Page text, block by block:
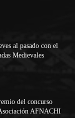
al pasado con el
Medievales
del concurso
AFNACHI